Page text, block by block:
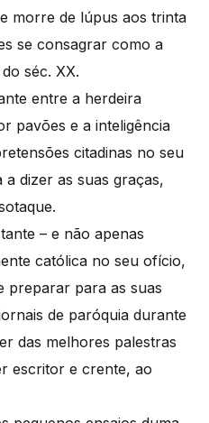
morre de lúpus aos trinta
se consagrar como a
séc. XX.
entre a herdeira
pavões e a inteligência
citadinas no seu
a dizer as suas graças,
– e não apenas
católica no seu ofício,
preparar para as suas
de paróquia durante
das melhores palestras
escritor e crente, ao